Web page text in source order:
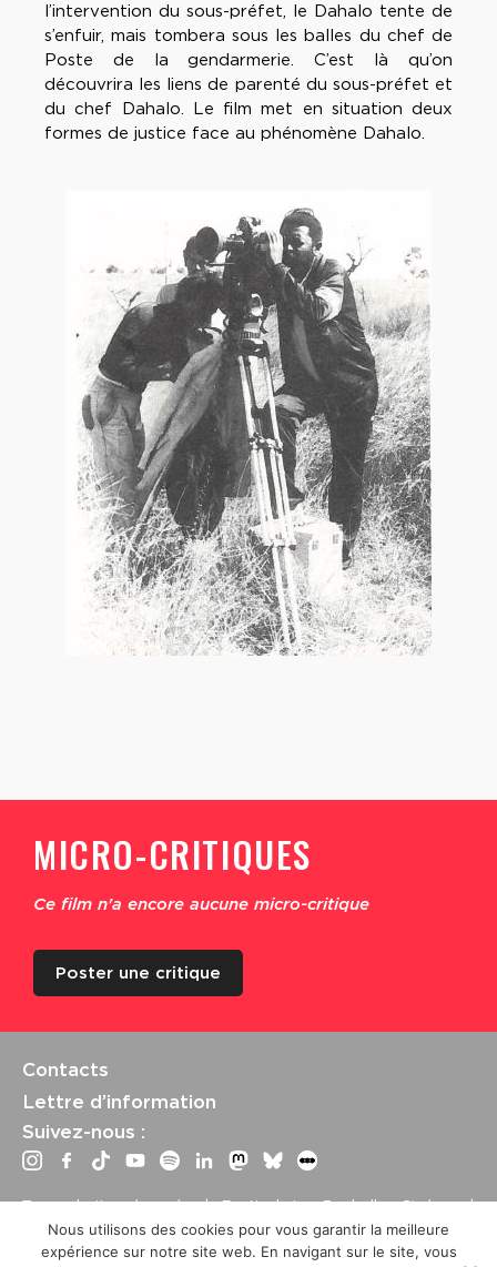
l’intervention du sous-préfet, le Dahalo tente de
s’enfuir, mais tombera sous les balles du chef de
Poste de la gendarmerie. C’est là qu’on
découvrira les liens de parenté du sous-préfet et
du chef Dahalo. Le film met en situation deux
formes de justice face au phénomène Dahalo.
MICRO-CRITIQUES
Ce film n'a encore aucune micro-critique
Poster une critique
Contacts
Lettre d’information
Suivez-nous :
Tous droits réservés | Festival La Rochelle Cinéma |
International Film Festival – Mentions légales –Conditions
générales de vente
Nous utilisons des cookies pour vous garantir la meilleure
expérience sur notre site web. En navigant sur le site, vous